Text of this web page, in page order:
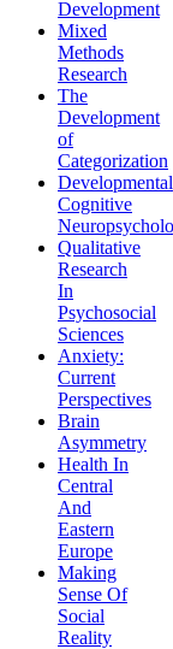
Development
Mixed
Methods
Research
The
Development
of
Categorization
Developmental
Cognitive
Qualitative
Research
In
Psychosocial
Sciences
Anxiety:
Current
Perspectives
Brain
Asymmetry
Health In
Central
And
Eastern
Europe
Making
Sense Of
Social
Reality